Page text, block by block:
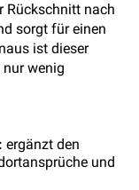
Rückschnitt nach
sorgt für einen
ist dieser
wenig
: ergänzt den
und